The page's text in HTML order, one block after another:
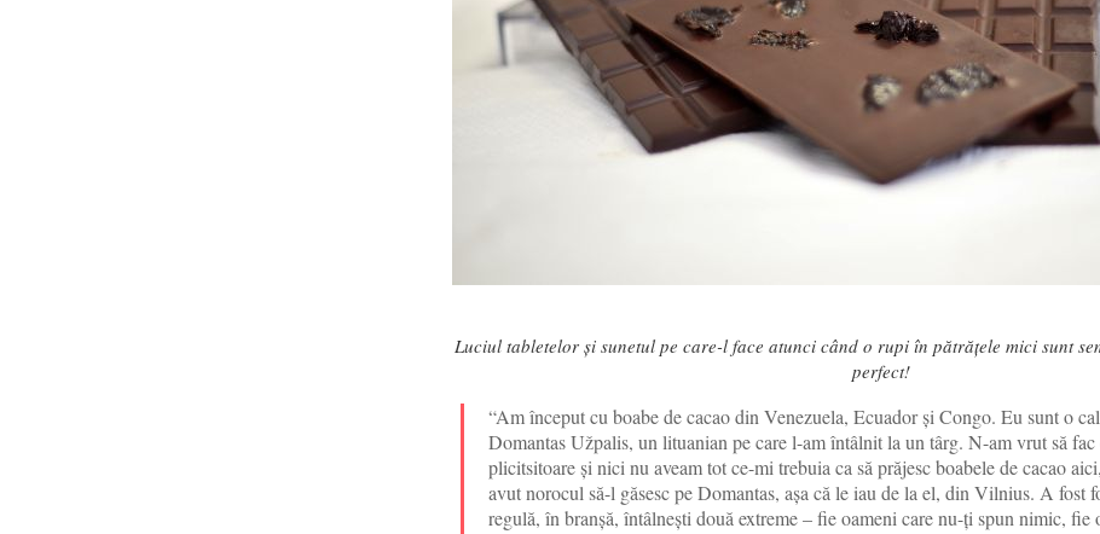
Luciul tabletelor și sunetul pe care-l face atunci când o rupi în pătrățele mici sunt
perfect!
“Am început cu boabe de cacao din Venezuela, Ecuador și Congo. Eu sunt o
Domantas Užpalis, un lituanian pe care l-am întâlnit la un târg. N-am vrut să fac
plicitsitoare și nici nu aveam tot ce-mi trebuia ca să prăjesc boabele de cacao
avut norocul să-l găsesc pe Domantas, așa că le iau de la el, din Vilnius. A fost
regulă, în branșă, întâlnești două extreme – fie oameni care nu-ți spun nimic, fie